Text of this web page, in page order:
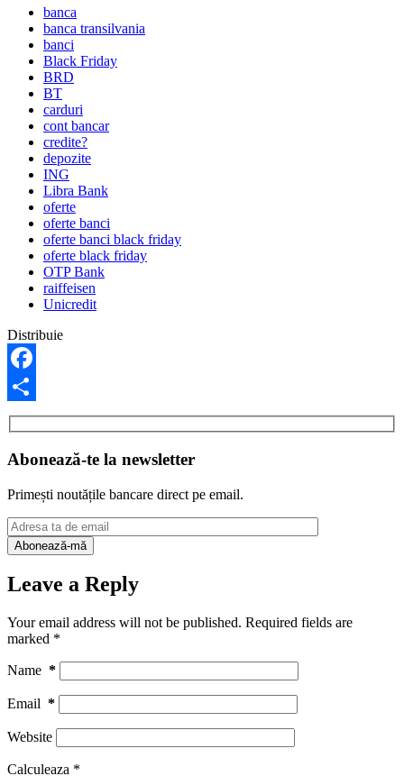
banca
banca transilvania
banci
Black Friday
BRD
BT
carduri
cont bancar
credite?
depozite
ING
Libra Bank
oferte
oferte banci
oferte banci black friday
oferte black friday
OTP Bank
raiffeisen
Unicredit
Distribuie
Facebook
Share
Abonează-te la newsletter
Primești noutățile bancare direct pe email.
Leave a Reply
Your email address will not be published. Required fields are
marked *
Name *
Email *
Website
Calculeaza *